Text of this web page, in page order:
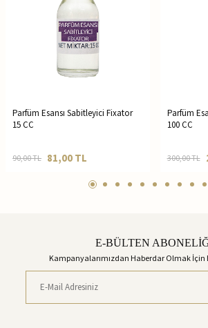
Parfüm Esansı Sabitleyici Fixator
15 CC
90,00TL 81,00 TL
Parfüm
100 CC
300,00TL
E-BÜLTEN
Kampanyalarımızdan Haberdar Olmak İçin